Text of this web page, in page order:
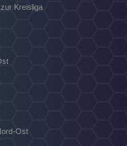
Kreisliga
Ost